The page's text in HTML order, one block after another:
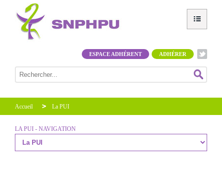
ADHÉRER
ESPACE ADHÉRENT
Accueil La PUI
LA PUI - NAVIGATION